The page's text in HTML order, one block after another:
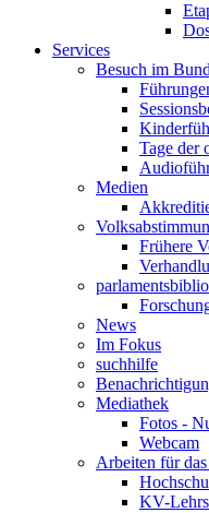
Services
Besuch im
Tage der
Medien
Frühere
News
Im Fokus
suchhilfe
Mediathek
Fotos -
Webcam
Arbeiten für
KV-